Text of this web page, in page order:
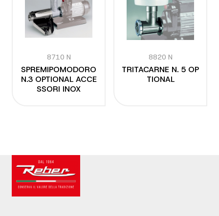
8710 N
SPREMIPOMODORO
N.3 OPTIONAL ACCE
SSORI INOX
8820 N
TRITACARNE N. 5 OP
TIONAL